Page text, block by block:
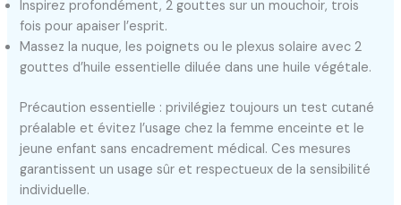
Inspirez profondément, 2 gouttes sur un mouchoir, trois
fois pour apaiser l’esprit.
Massez la nuque, les poignets ou le plexus solaire avec 2
gouttes d’huile essentielle diluée dans une huile végétale.
Précaution essentielle : privilégiez toujours un test cutané
préalable et évitez l’usage chez la femme enceinte et le
jeune enfant sans encadrement médical. Ces mesures
garantissent un usage sûr et respectueux de la sensibilité
individuelle.